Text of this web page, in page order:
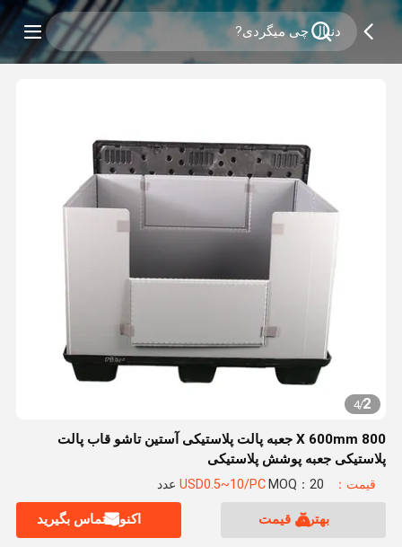
2
/
4
800 X 600mm جعبه پالت پلاستیکی آستین تاشو قاب پالت
پلاستیکی جعبه پوشش پلاستیکی
قیمت：USD0.5~10/PC MOQ：20 عدد
بهترین قیمت اکنون تماس بگیرید